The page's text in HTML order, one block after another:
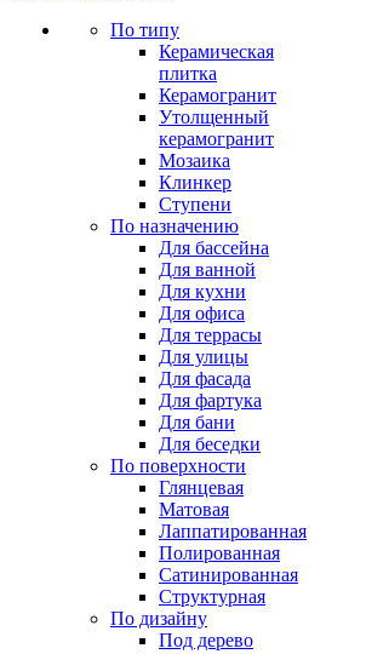
По типу
Керамическая
плитка
Керамогранит
Утолщенный
керамогранит
Мозаика
Клинкер
Ступени
По назначению
Для бассейна
Для ванной
Для кухни
Для офиса
Для террасы
Для улицы
Для фасада
Для фартука
Для бани
Для беседки
По поверхности
Глянцевая
Матовая
Лаппатированная
Полированная
Сатинированная
Структурная
По дизайну
Под дерево